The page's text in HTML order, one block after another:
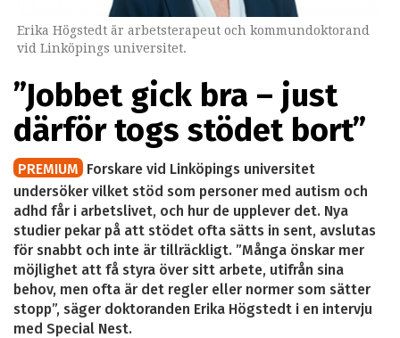
Erika Högstedt är arbetsterapeut och kommundoktorand
vid Linköpings universitet.
”Jobbet gick bra – just
därför togs stödet bort”
PREMIUM Forskare vid Linköpings universitet
undersöker vilket stöd som personer med autism och
adhd får i arbetslivet, och hur de upplever det. Nya
studier pekar på att stödet ofta sätts in sent, avslutas
för snabbt och inte är tillräckligt. ”Många önskar mer
möjlighet att få styra över sitt arbete, utifrån sina
behov, men ofta är det regler eller normer som sätter
stopp”, säger doktoranden Erika Högstedt i en intervju
med Special Nest.